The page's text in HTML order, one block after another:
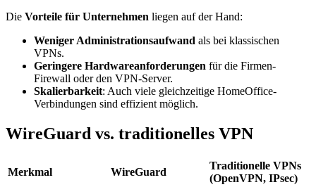
Die Vorteile für Unternehmen liegen auf der Hand:
Weniger Administrationsaufwand als bei klassischen
VPNs.
Geringere Hardwareanforderungen für die Firmen-
Firewall oder den VPN-Server.
Skalierbarkeit: Auch viele gleichzeitige HomeOffice-
Verbindungen sind effizient möglich.
WireGuard vs. traditionelles VPN
Merkmal WireGuard
Traditionelle VPNs
(OpenVPN, IPsec)